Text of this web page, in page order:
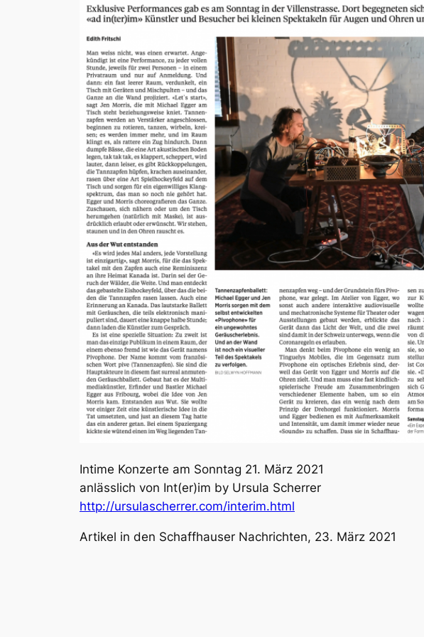
Intime Konzerte am Sonntag 21. März 2021
anlässlich von Int(er)im by Ursula Scherrer
http://ursulascherrer.com/interim.html
Artikel in den Schaffhauser Nachrichten, 23. März 2021